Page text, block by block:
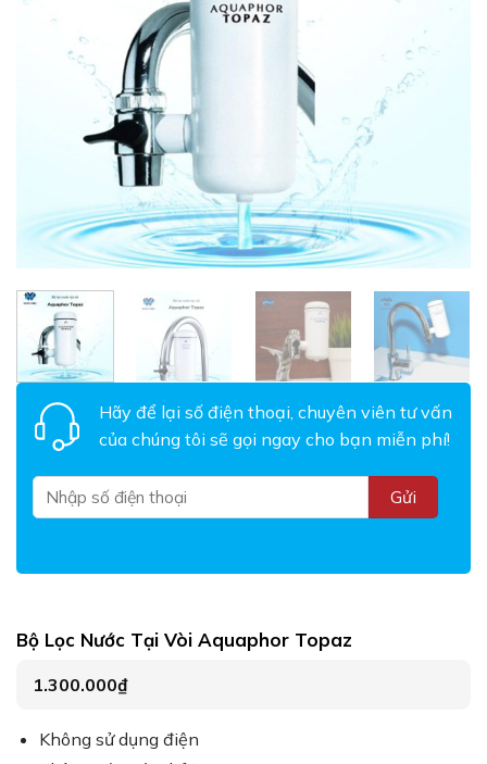
Hãy để lại số điện thoại, chuyên viên tư vấn
của chúng tôi sẽ gọi ngay cho bạn miễn phí!
Bộ Lọc Nước Tại Vòi Aquaphor Topaz
1.300.000₫
Không sử dụng điện